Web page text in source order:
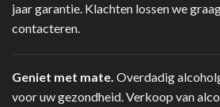
jaar garantie. Klachten lossen we
contacteren.
Geniet met mate. Overdadig
voor uw gezondheid. Verkoop van